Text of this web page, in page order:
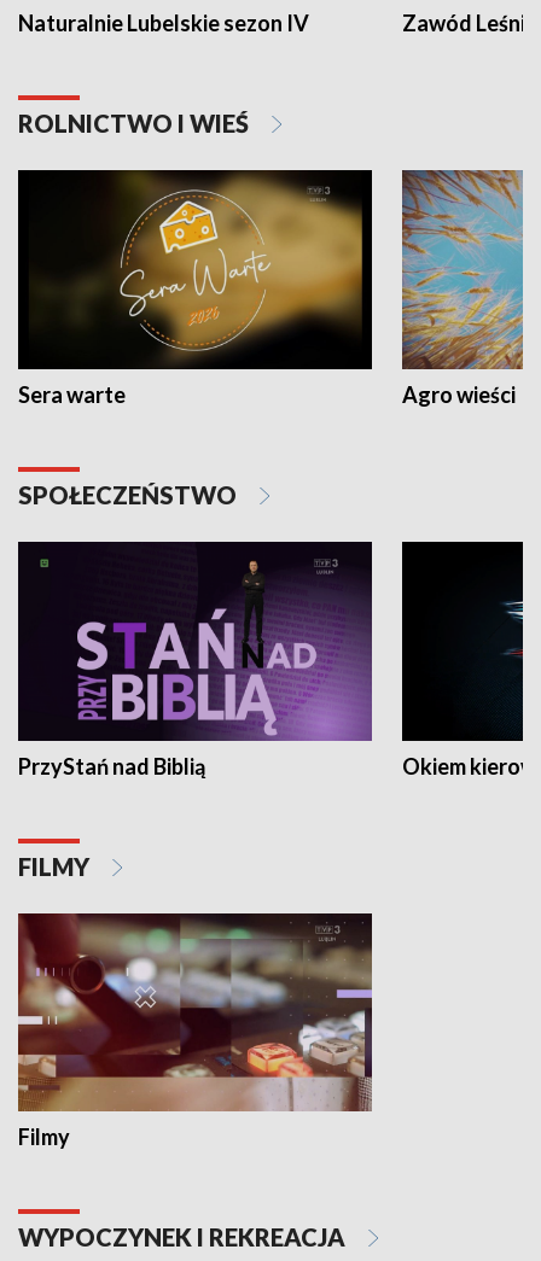
Naturalnie Lubelskie sezon IV Zawód Leśnik
ROLNICTWO I WIEŚ
Sera warte Agro wieści
SPOŁECZEŃSTWO
PrzyStań nad Biblią Okiem
FILMY
Filmy
WYPOCZYNEK I REKREACJA